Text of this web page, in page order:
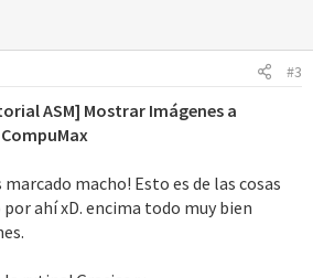
#3
ASM] Mostrar Imágenes a
macho! Esto es de las cosas
ahí xD. encima todo muy bien